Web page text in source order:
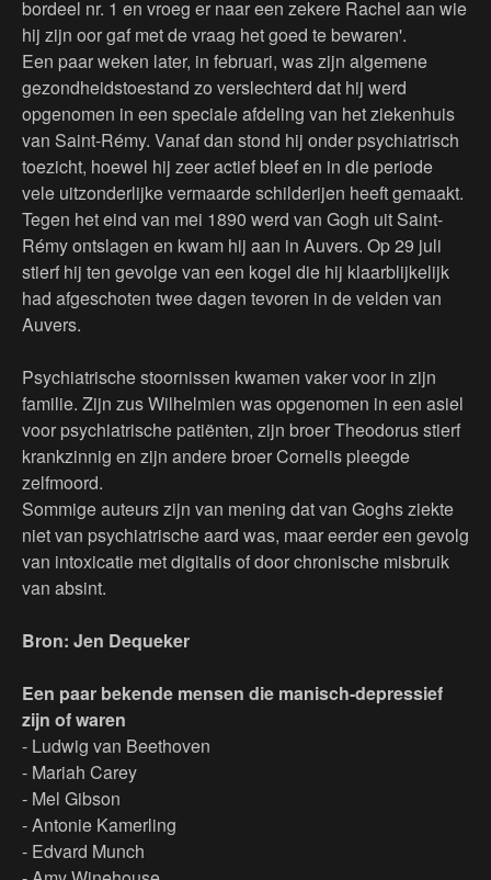
bordeel nr. 1 en vroeg er naar een zekere Rachel aan wie
hij zijn oor gaf met de vraag het goed te bewaren'.
Een paar weken later, in februari, was zijn algemene
gezondheidstoestand zo verslechterd dat hij werd
opgenomen in een speciale afdeling van het ziekenhuis
van Saint-Rémy. Vanaf dan stond hij onder psychiatrisch
toezicht, hoewel hij zeer actief bleef en in die periode
vele uitzonderlijke vermaarde schilderijen heeft gemaakt.
Tegen het eind van mei 1890 werd van Gogh uit Saint-
Rémy ontslagen en kwam hij aan in Auvers. Op 29 juli
stierf hij ten gevolge van een kogel die hij klaarblijkelijk
had afgeschoten twee dagen tevoren in de velden van
Auvers.
Psychiatrische stoornissen kwamen vaker voor in zijn
familie. Zijn zus Wilhelmien was opgenomen in een asiel
voor psychiatrische patiënten, zijn broer Theodorus stierf
krankzinnig en zijn andere broer Cornelis pleegde
zelfmoord.
Sommige auteurs zijn van mening dat van Goghs ziekte
niet van psychiatrische aard was, maar eerder een gevolg
van intoxicatie met digitalis of door chronische misbruik
van absint.
Bron: Jen Dequeker
Een paar bekende mensen die manisch-depressief
zijn of waren
- Ludwig van Beethoven
- Mariah Carey
- Mel Gibson
- Antonie Kamerling
- Edvard Munch